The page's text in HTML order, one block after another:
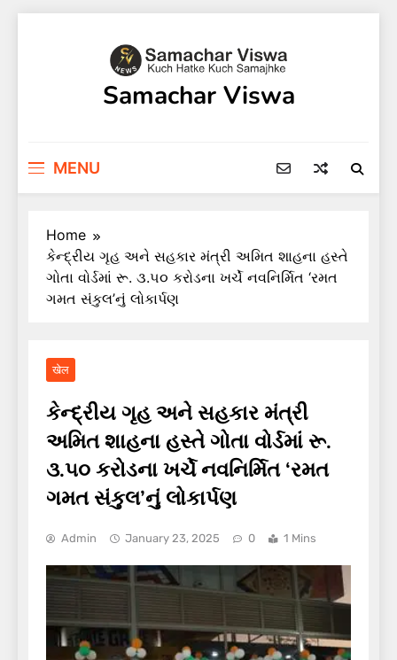
Samachar Viswa
MENU
Home
કેન્દ્રીય ગૃહ અને સહકાર મંત્રી અમિત શાહના હસ્તે
ગોતા વોર્ડમાં રૂ. ૩.૫૦ કરોડના ખર્ચે નવનિર્મિત ‘રમત
ગમત સંકુલ’નું લોકાર્પણ
खेल
કેન્દ્રીય ગૃહ અને સહકાર મંત્રી
અમિત શાહના હસ્તે ગોતા વોર્ડમાં રૂ.
૩.૫૦ કરોડના ખર્ચે નવનિર્મિત ‘રમત
ગમત સંકુલ’નું લોકાર્પણ
Admin January 23, 2025 0 1 Mins